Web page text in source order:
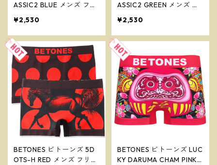
ASSIC2 BLUE メンズ フリ
※ネコポスで送料無料※
¥2,530
ASSIC2 GREEN メンズ フ
ツ ※ネコポスで送料無料
※
¥2,530
BETONES ビトーンズ 5D
OTS-H RED メンズ フリー
BETONES ビトーンズ LUC
KY DARUMA CHAM PINK